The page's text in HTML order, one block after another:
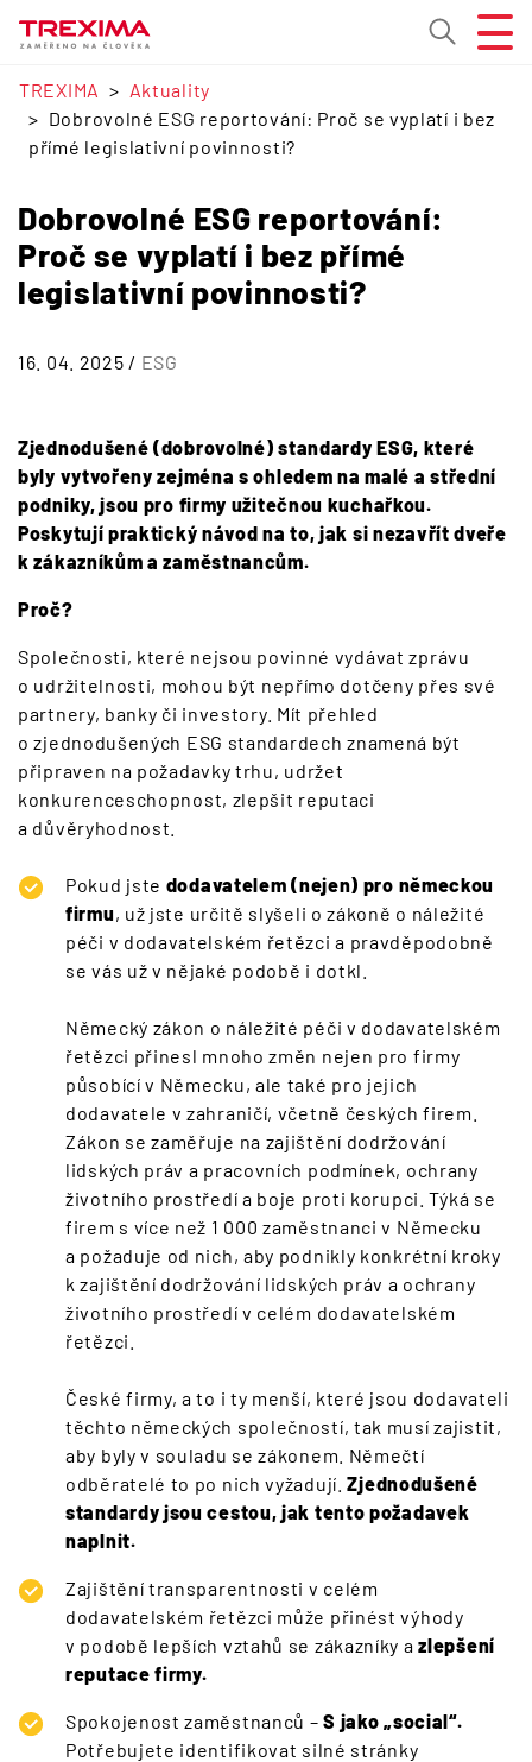
TREXIMA
Aktuality
Dobrovolné ESG reportování: Proč se vyplatí i bez
přímé legislativní povinnosti?
Dobrovolné ESG reportování:
Proč se vyplatí i bez přímé
legislativní povinnosti?
16. 04. 2025 / ESG
Zjednodušené (dobrovolné) standardy ESG, které
byly vytvořeny zejména s ohledem na malé a střední
podniky, jsou pro firmy užitečnou kuchařkou.
Poskytují praktický návod na to, jak si nezavřít dveře
k zákazníkům a zaměstnancům.
Proč?
Společnosti, které nejsou povinné vydávat zprávu
o udržitelnosti, mohou být nepřímo dotčeny přes své
partnery, banky či investory. Mít přehled
o zjednodušených ESG standardech znamená být
připraven na požadavky trhu, udržet
konkurenceschopnost, zlepšit reputaci
a důvěryhodnost.
Pokud jste dodavatelem (nejen) pro německou
firmu, už jste určitě slyšeli o zákoně o náležité
péči v dodavatelském řetězci a pravděpodobně
se vás už v nějaké podobě i dotkl.
Německý zákon o náležité péči v dodavatelském
řetězci přinesl mnoho změn nejen pro firmy
působící v Německu, ale také pro jejich
dodavatele v zahraničí, včetně českých firem.
Zákon se zaměřuje na zajištění dodržování
lidských práv a pracovních podmínek, ochrany
životního prostředí a boje proti korupci. Týká se
firem s více než 1 000 zaměstnanci v Německu
a požaduje od nich, aby podnikly konkrétní kroky
k zajištění dodržování lidských práv a ochrany
životního prostředí v celém dodavatelském
řetězci.
České firmy, a to i ty menší, které jsou dodavateli
těchto německých společností, tak musí zajistit,
aby byly v souladu se zákonem. Němečtí
odběratelé to po nich vyžadují.Zjednodušené
standardy jsou cestou, jak tento požadavek
naplnit.
Zajištění transparentnosti v celém
dodavatelském řetězci může přinést výhody
v podobě lepších vztahů se zákazníky azlepšení
reputace firmy.
Spokojenost zaměstnanců –S jako „social“.
Potřebujete identifikovat silné stránky